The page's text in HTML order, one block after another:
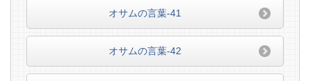
オサムの言葉-41
オサムの言葉-42